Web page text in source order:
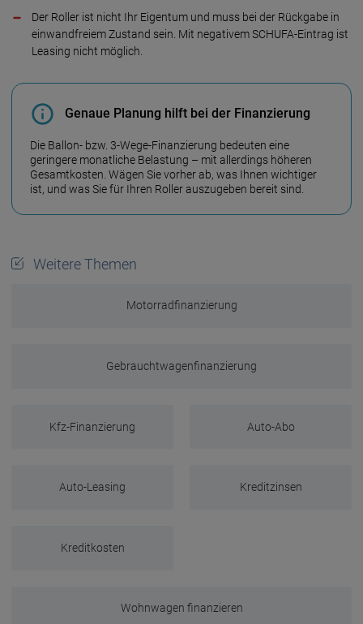
Der Roller ist nicht Ihr Eigentum und muss bei der Rückgabe in
einwandfreiem Zustand sein. Mit negativem SCHUFA-Eintrag ist
Leasing nicht möglich.
Genaue Planung hilft bei der Finanzierung
Die Ballon- bzw. 3-Wege-Finanzierung bedeuten eine
geringere monatliche Belastung – mit allerdings höheren
Gesamtkosten. Wägen Sie vorher ab, was Ihnen wichtiger
ist, und was Sie für Ihren Roller auszugeben bereit sind.
Weitere Themen
Motorradfinanzierung
Gebrauchtwagenfinanzierung
Kfz-Finanzierung Auto-Abo
Auto-Leasing Kreditzinsen
Kreditkosten
Wohnwagen finanzieren